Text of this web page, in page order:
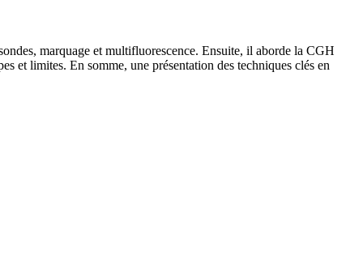
marquage et multifluorescence. Ensuite, il aborde la CGH
et limites. En somme, une présentation des techniques clés en